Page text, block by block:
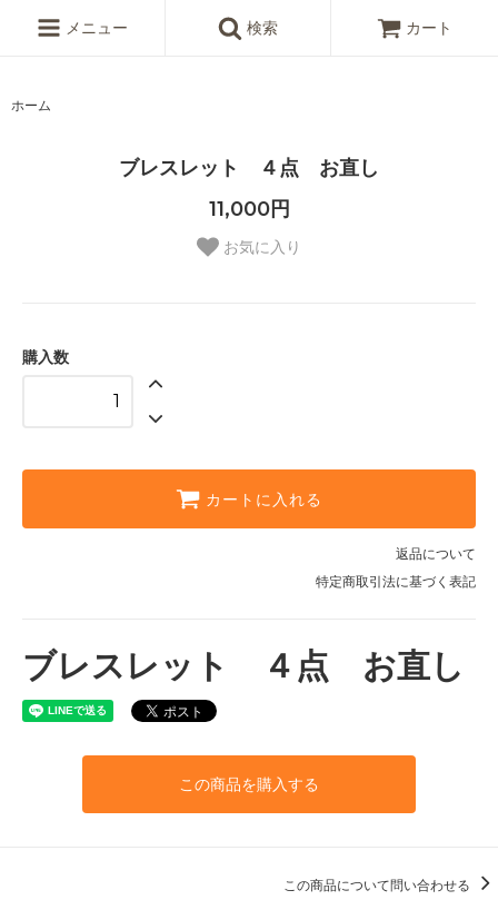
メニュー 検索 カート
ホーム
ブレスレット ４点 お直し
11,000円
お気に入り
購入数
カートに入れる
返品について
特定商取引法に基づく表記
ブレスレット ４点 お直し
この商品を購入する
この商品について問い合わせる